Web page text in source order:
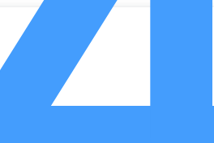
niet gebruikt worden. Zo maken